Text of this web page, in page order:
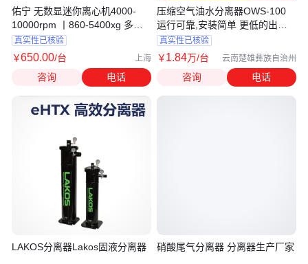
佑宁 无数显迷你离心机4000-
10000rpm 丨860-5400xg 多种
实验需求
真实性已核验
￥650.00/台 上海
咨询 电话
LAKOS分离器Lakos固液分离器
压缩空气油水分离器OWS-100
运行可靠,安装简单 更低的出口
含油量
真实性已核验
￥1.84万/台 云南楚雄彝族自治州
咨询 电话
硝酸尾气分离器 分离器生产厂家